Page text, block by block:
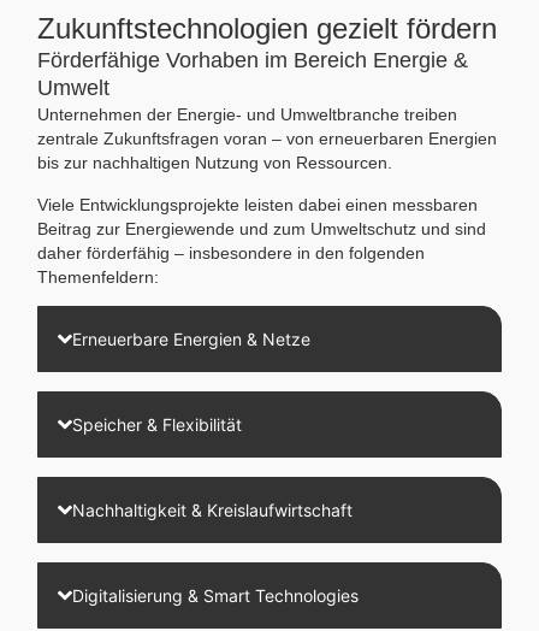
Zukunftstechnologien gezielt fördern
Förderfähige Vorhaben im Bereich Energie &
Umwelt
Unternehmen der Energie- und Umweltbranche treiben
zentrale Zukunftsfragen voran – von erneuerbaren Energien
bis zur nachhaltigen Nutzung von Ressourcen.
Viele Entwicklungsprojekte leisten dabei einen messbaren
Beitrag zur Energiewende und zum Umweltschutz und sind
daher förderfähig – insbesondere in den folgenden
Themenfeldern:
Erneuerbare Energien & Netze
Speicher & Flexibilität
Nachhaltigkeit & Kreislaufwirtschaft
Digitalisierung & Smart Technologies